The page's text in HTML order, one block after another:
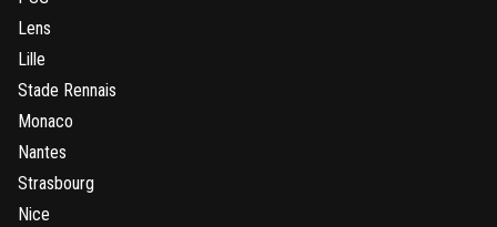
Lens
Lille
Stade Rennais
Monaco
Nantes
Strasbourg
Nice